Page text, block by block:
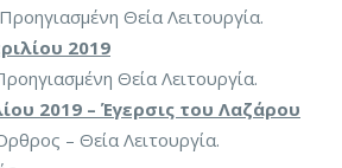
Θεία Λειτουργία.
2019
Θεία Λειτουργία.
2019 – Έγερσις του Λαζάρου
– Θεία Λειτουργία.